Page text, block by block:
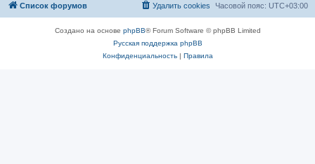
Список форумов Часовой пояс: UTC+03:00
Удалить cookies
Создано на основе phpBB® Forum Software © phpBB Limited
Русская поддержка phpBB
Конфиденциальность| Правила